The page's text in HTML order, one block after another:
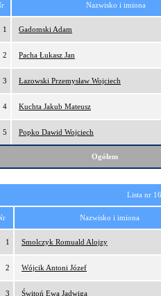
Nazwisko i imiona
1 Gadomski Adam
2 Pacha Łukasz Jan
3 Łazowski Przemysław Wojciech
4 Kuchta Jakub Mateusz
5 Popko Dawid Wojciech
Ogółem
Lista nr
Nazwisko i imiona
1 Smolczyk Romuald Alojzy
2 Wójcik Antoni Józef
3 Świtoń Ewa Jadwiga